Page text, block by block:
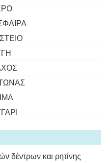
δέντρων και ρητίνης